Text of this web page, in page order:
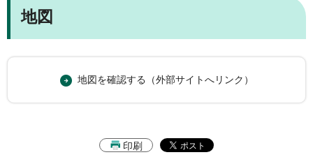
地図
地図を確認する（外部サイトへリンク）
印刷